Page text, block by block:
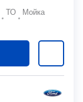
ТО Мойка